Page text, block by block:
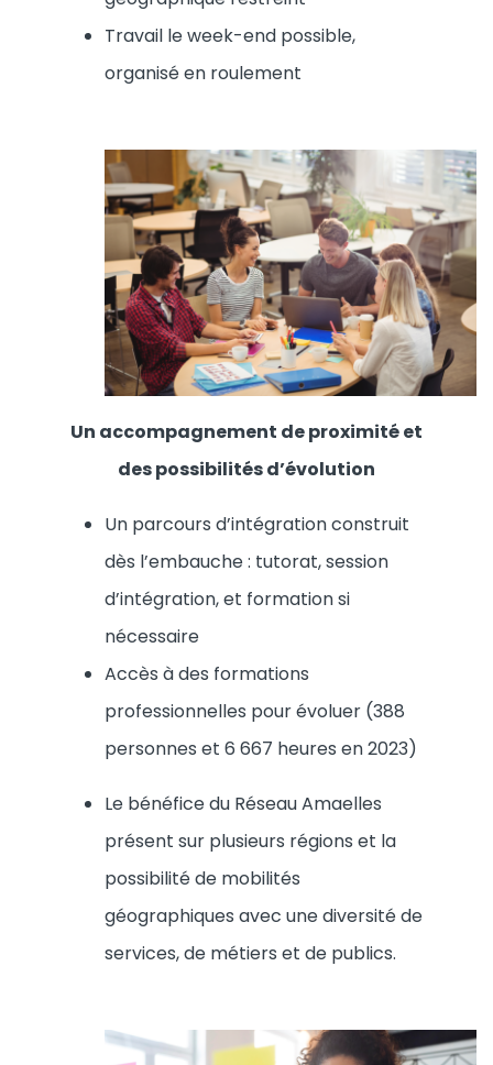
Travail le week-end possible,
organisé en roulement
Un accompagnement de proximité et
des possibilités d’évolution
Un parcours d’intégration construit
dès l’embauche : tutorat, session
d’intégration, et formation si
nécessaire
Accès à des formations
professionnelles pour évoluer (388
personnes et 6 667 heures en 2023)
Le bénéfice du Réseau Amaelles
présent sur plusieurs régions et la
possibilité de mobilités
géographiques avec une diversité de
services, de métiers et de publics.